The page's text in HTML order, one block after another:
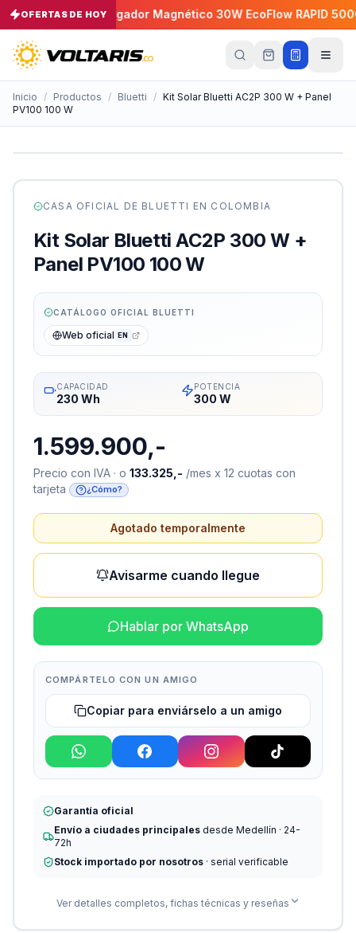
OFERTAS DE HOY
30A −5% Cargador Magnético 30W EcoFlow RAPID
Inicio / Productos / Bluetti / Kit Solar Bluetti AC2P 300 W + Panel
PV100 100 W
CASA OFICIAL DE BLUETTI EN COLOMBIA
Kit Solar Bluetti AC2P 300 W +
Panel PV100 100 W
CATÁLOGO OFICIAL BLUETTI
Web oficial EN
CAPACIDAD
230 Wh
POTENCIA
300 W
1.599.900,-
Precio con IVA · o 133.325,- /mes x 12 cuotas con
tarjeta
¿Cómo?
Agotado temporalmente
Avisarme cuando llegue
Hablar por WhatsApp
COMPÁRTELO CON UN AMIGO
Copiar para enviárselo a un amigo
Garantía oficial
Envío a ciudades principales desde Medellín · 24-
72h
Stock importado por nosotros · serial verificable
Ver detalles completos, fichas técnicas y reseñas
Tu
Vacío
Tu
vacío
al
y
págalos
productos